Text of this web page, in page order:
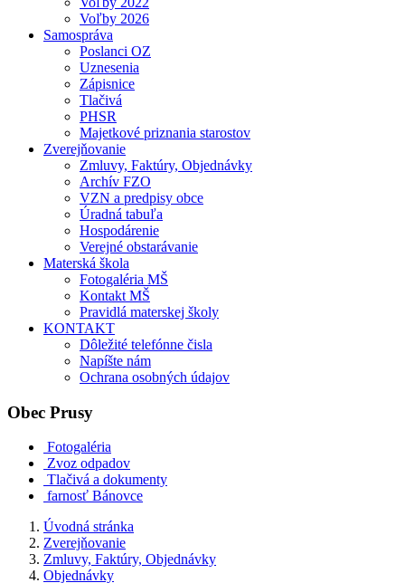
Voľby 2026
Samospráva
Poslanci OZ
Uznesenia
Zápisnice
Tlačivá
PHSR
Majetkové priznania starostov
Zverejňovanie
Zmluvy, Faktúry, Objednávky
Archív FZO
VZN a predpisy obce
Úradná tabuľa
Hospodárenie
Verejné obstarávanie
Materská škola
Fotogaléria MŠ
Kontakt MŠ
Pravidlá materskej školy
KONTAKT
Dôležité telefónne čisla
Napíšte nám
Ochrana osobných údajov
Obec Prusy
Fotogaléria
Zvoz odpadov
Tlačivá a dokumenty
farnosť Bánovce
Úvodná stránka
Zverejňovanie
Zmluvy, Faktúry, Objednávky
Objednávky